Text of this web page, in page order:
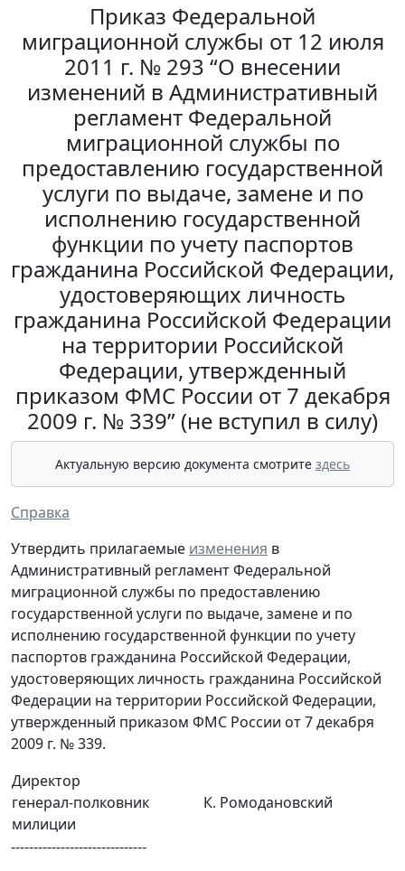
Приказ Федеральной
миграционной службы от 12 июля
2011 г. № 293 “О внесении
изменений в Административный
регламент Федеральной
миграционной службы по
предоставлению государственной
услуги по выдаче, замене и по
исполнению государственной
функции по учету паспортов
гражданина Российской Федерации,
удостоверяющих личность
гражданина Российской Федерации
на территории Российской
Федерации, утвержденный
приказом ФМС России от 7 декабря
2009 г. № 339” (не вступил в силу)
Актуальную версию документа смотрите здесь
Справка
Утвердить прилагаемые изменения в
Административный регламент Федеральной
миграционной службы по предоставлению
государственной услуги по выдаче, замене и по
исполнению государственной функции по учету
паспортов гражданина Российской Федерации,
удостоверяющих личность гражданина Российской
Федерации на территории Российской Федерации,
утвержденный приказом ФМС России от 7 декабря
2009 г. № 339.
Директор
генерал-полковник
милиции
К. Ромодановский
------------------------------